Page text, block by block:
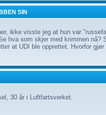
SIN
ikke visste jeg at hun var
hva som skjer med krimmen nå?
at UDI ble opprettet. Hvorfor
30 år i Luftfartsverket.